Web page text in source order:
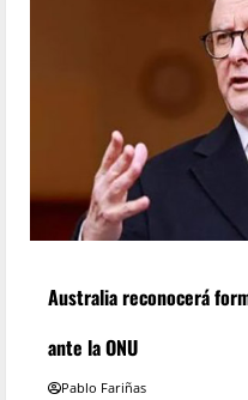
Australia reconocerá
ante la ONU
Pablo Fariñas